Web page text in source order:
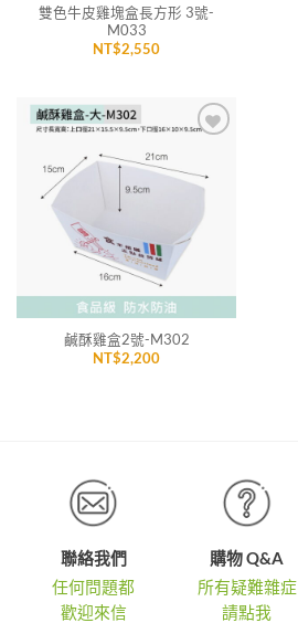
雙色牛皮雞塊盒長方形 3號-
M033
NT$2,550
望清
單」
鹹酥雞盒2號-M302
NT$2,200
聯絡我們
任何問題都
歡迎來信
購物 Q&A
所有疑難雜症
請點我